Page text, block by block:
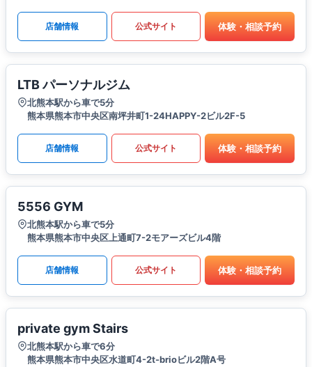
店舗情報 公式サイト 体験・相談予約
LTB パーソナルジム
北熊本駅から車で5分
熊本県熊本市中央区南坪井町1-24HAPPY-2ビル2F-5
店舗情報 公式サイト 体験・相談予約
5556 GYM
北熊本駅から車で5分
熊本県熊本市中央区上通町7-2モアーズビル4階
店舗情報 公式サイト 体験・相談予約
private gym Stairs
北熊本駅から車で6分
熊本県熊本市中央区水道町4-2t-brioビル2階A号